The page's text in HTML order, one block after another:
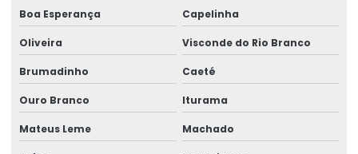
Boa Esperança Capelinha
Oliveira Visconde do Rio Branco
Brumadinho Caeté
Ouro Branco Iturama
Mateus Leme Machado